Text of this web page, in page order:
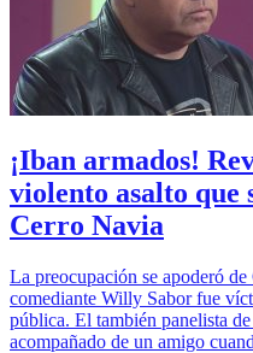
¡Iban armados!
violento asalto
Cerro Navia
La preocupación se apoderó
comediante Willy Sabor fue
pública. El también panelista
acompañado de un amigo